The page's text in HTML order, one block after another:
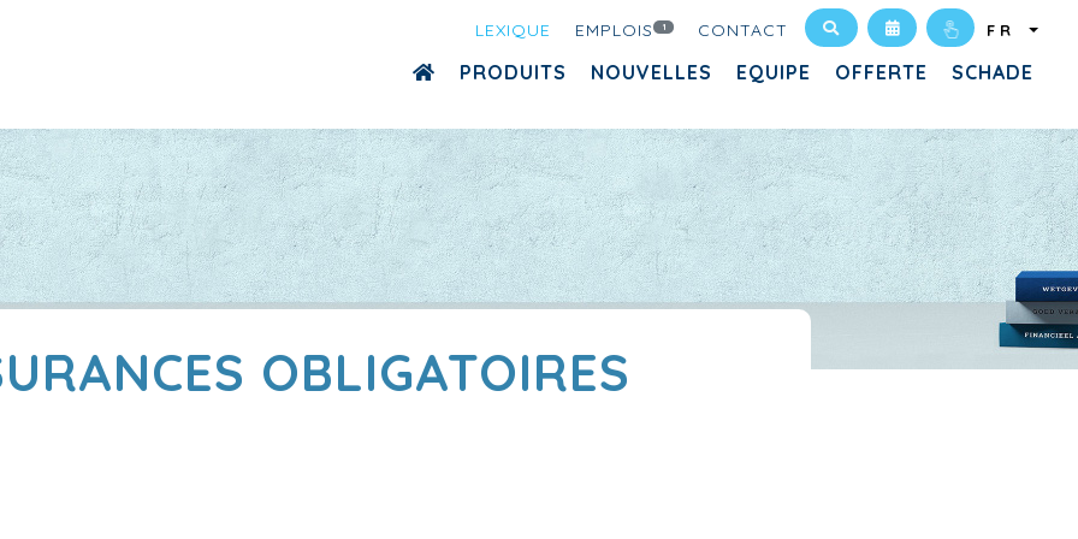
LEXIQUE EMPLOIS 1 CONTACT FR
PRODUITS NOUVELLES EQUIPE OFFERTE SCHADE
OBLIGATOIRES